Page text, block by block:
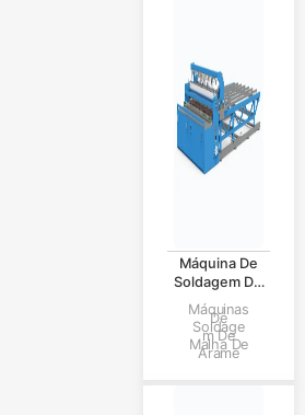
Máquina De
Soldagem De
Malha De
Guarda-Corpo
Máquinas
De
Soldage
M De
Malha De
Arame